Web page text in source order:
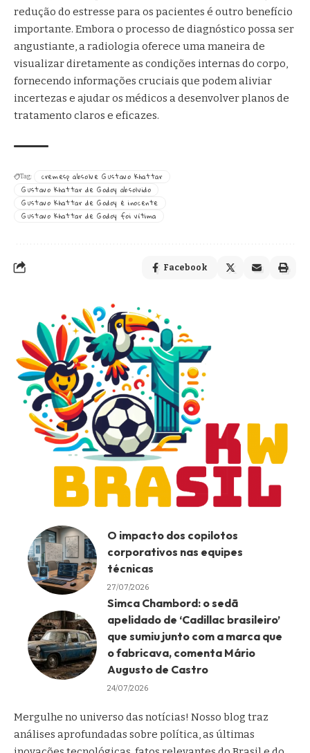
redução do estresse para os pacientes é outro benefício
importante. Embora o processo de diagnóstico possa ser
angustiante, a radiologia oferece uma maneira de
visualizar diretamente as condições internas do corpo,
fornecendo informações cruciais que podem aliviar
incertezas e ajudar os médicos a desenvolver planos de
tratamento claros e eficazes.
Tag:
cremesp absolve Gustavo Khattar
Gustavo Khattar de Godoy absolvido
Gustavo Khattar de Godoy é inocente
Gustavo Khattar de Godoy foi vítima
Facebook
O impacto dos copilotos
corporativos nas equipes
técnicas
27/07/2026
Simca Chambord: o sedã
apelidado de ‘Cadillac brasileiro’
que sumiu junto com a marca que
o fabricava, comenta Mário
Augusto de Castro
24/07/2026
Mergulhe no universo das notícias! Nosso blog traz
análises aprofundadas sobre política, as últimas